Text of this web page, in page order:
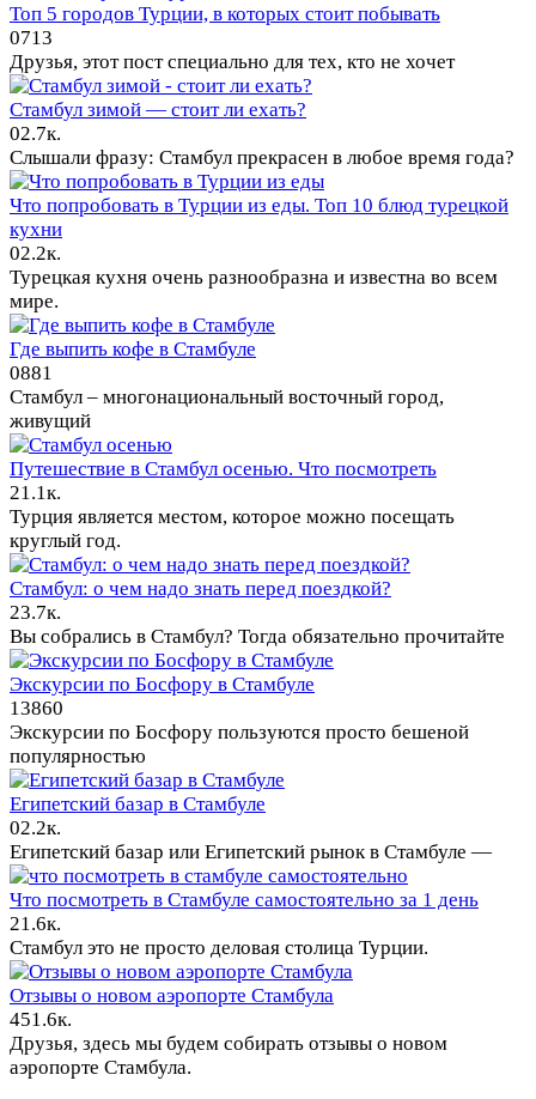
Топ 5 городов Турции, в которых стоит побывать
0713
Друзья, этот пост специально для тех, кто не хочет
Стамбул зимой — стоит ли ехать?
02.7к.
Слышали фразу: Стамбул прекрасен в любое время года?
Что попробовать в Турции из еды. Топ 10 блюд турецкой
кухни
02.2к.
Турецкая кухня очень разнообразна и известна во всем
мире.
Где выпить кофе в Стамбуле
0881
Стамбул – многонациональный восточный город,
живущий
Путешествие в Стамбул осенью. Что посмотреть
21.1к.
Турция является местом, которое можно посещать
круглый год.
Стамбул: о чем надо знать перед поездкой?
23.7к.
Вы собрались в Стамбул? Тогда обязательно прочитайте
Экскурсии по Босфору в Стамбуле
13860
Экскурсии по Босфору пользуются просто бешеной
популярностью
Египетский базар в Стамбуле
02.2к.
Египетский базар или Египетский рынок в Стамбуле —
Что посмотреть в Стамбуле самостоятельно за 1 день
21.6к.
Стамбул это не просто деловая столица Турции.
Отзывы о новом аэропорте Стамбула
451.6к.
Друзья, здесь мы будем собирать отзывы о новом
аэропорте Стамбула.